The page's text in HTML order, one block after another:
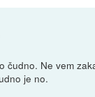
čudno. Ne vem
je no.